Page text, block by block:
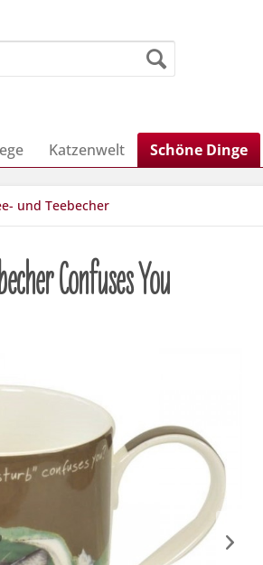
Katzenwelt Schöne Dinge
und Teebecher
Confuses You